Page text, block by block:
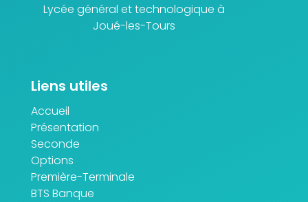
Lycée général et technologique à
Joué-les-Tours
Liens utiles
Accueil
Présentation
Seconde
Options
Première-Terminale
BTS Banque